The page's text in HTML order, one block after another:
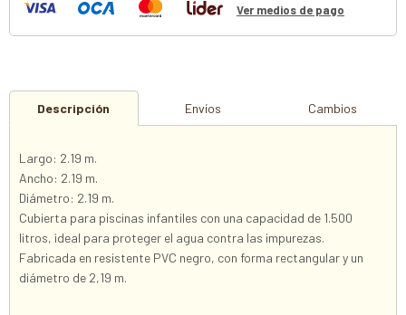
Ver medios de pago
Descripción Envíos Cambios
Largo: 2.19 m.
Ancho: 2.19 m.
Diámetro: 2.19 m.
Cubierta para piscinas infantiles con una capacidad de 1.500
litros, ideal para proteger el agua contra las impurezas.
Fabricada en resistente PVC negro, con forma rectangular y un
diámetro de 2,19 m.